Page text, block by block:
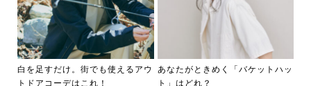
白を足すだけ。街でも使えるアウ
トドアコーデはこれ！
あなたがときめく「バケットハッ
ト」はどれ？